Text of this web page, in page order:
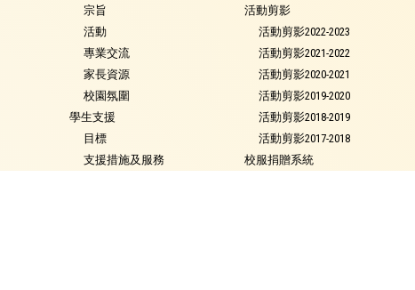
宗旨
活動
專業交流
家長資源
校園氛圍
學生支援
目標
支援措施及服務
活動剪影
活動剪影2022-2023
活動剪影2021-2022
活動剪影2020-2021
活動剪影2019-2020
活動剪影2018-2019
活動剪影2017-2018
校服捐贈系統